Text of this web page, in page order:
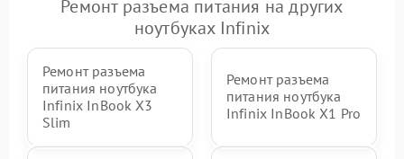
Ремонт разъема питания на других
ноутбуках Infinix
Ремонт разъема
питания ноутбука
Infinix InBook X3
Slim
Ремонт разъема
питания ноутбука
Infinix InBook X1 Pro